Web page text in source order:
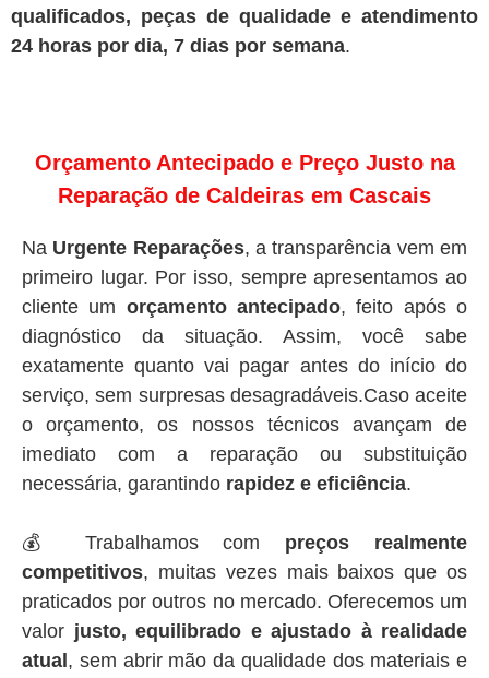
qualificados, peças de qualidade e atendimento
24 horas por dia, 7 dias por semana.
Orçamento Antecipado e Preço Justo na
Reparação de Caldeiras em Cascais
Na Urgente Reparações, a transparência vem em
primeiro lugar. Por isso, sempre apresentamos ao
cliente um orçamento antecipado, feito após o
diagnóstico da situação. Assim, você sabe
exatamente quanto vai pagar antes do início do
serviço, sem surpresas desagradáveis.Caso aceite
o orçamento, os nossos técnicos avançam de
imediato com a reparação ou substituição
necessária, garantindo rapidez e eficiência.
💰 Trabalhamos com preços realmente
competitivos, muitas vezes mais baixos que os
praticados por outros no mercado. Oferecemos um
valor justo, equilibrado e ajustado à realidade
atual , sem abrir mão da qualidade dos materiais e